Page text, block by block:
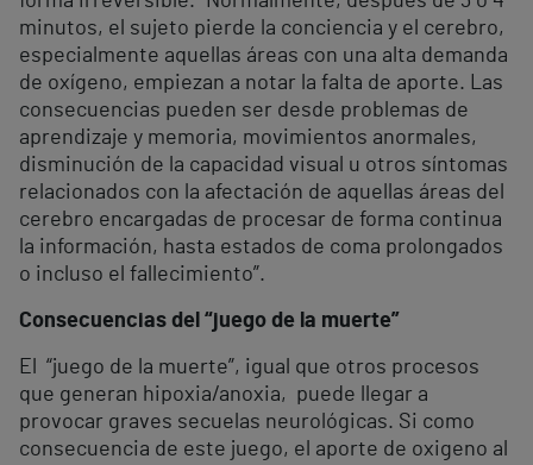
minutos, el sujeto pierde la conciencia y el cerebro,
especialmente aquellas áreas con una alta demanda
de oxígeno, empiezan a notar la falta de aporte. Las
consecuencias pueden ser desde problemas de
aprendizaje y memoria, movimientos anormales,
disminución de la capacidad visual u otros síntomas
relacionados con la afectación de aquellas áreas del
cerebro encargadas de procesar de forma continua
la información, hasta estados de coma prolongados
o incluso el fallecimiento”.
Consecuencias del “juego de la muerte”
El “juego de la muerte”, igual que otros procesos
que generan hipoxia/anoxia, puede llegar a
provocar graves secuelas neurológicas. Si como
consecuencia de este juego, el aporte de oxigeno al